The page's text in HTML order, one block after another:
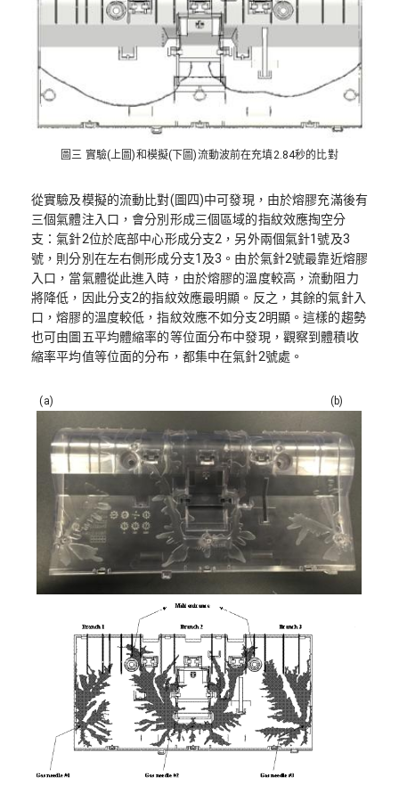
圖三 實驗(上圖)和模擬(下圖)流動波前在充填2.84秒的比對
從實驗及模擬的流動比對(圖四)中可發現，由於熔膠充滿後有
三個氣體注入口，會分別形成三個區域的指紋效應掏空分
支：氣針2位於底部中心形成分支2，另外兩個氣針1號及3
號，則分別在左右側形成分支1及3。由於氣針2號最靠近熔膠
入口，當氣體從此進入時，由於熔膠的溫度較高，流動阻力
將降低，因此分支2的指紋效應最明顯。反之，其餘的氣針入
口，熔膠的溫度較低，指紋效應不如分支2明顯。這樣的趨勢
也可由圖五平均體縮率的等位面分布中發現，觀察到體積收
縮率平均值等位面的分布，都集中在氣針2號處。
(a) (b)